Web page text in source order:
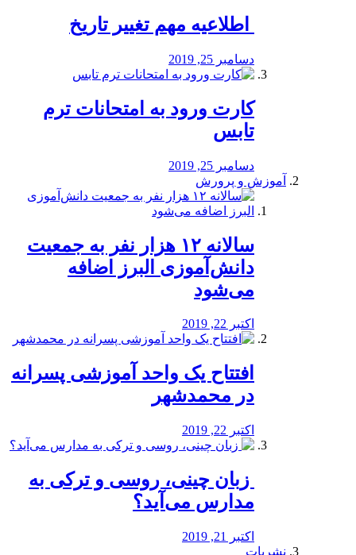
️ اطلاعیه مهم تغییر تاریخ
دسامبر 25, 2019
کارت ورود به امتحانات ترم
تابس
دسامبر 25, 2019
آموزش و پرورش
️سالانه ۱۲ هزار نفر به جمعیت
دانش‌آموزی البرز اضافه
می‌شود
اکتبر 22, 2019
افتتاح یک واحد آموزشی پسرانه
در محمدشهر
اکتبر 22, 2019
️ زبان چینی، روسی و ترکی به
مدارس می‌آید؟
اکتبر 21, 2019
نشریات